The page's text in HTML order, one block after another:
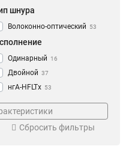
шнура
Волоконно-оптический 53
Одинарный 16
Двойной 37
нгA-HFLTx 53
оптического волокна
50/125мкм 23
Многомодовый
Сбросить фильтры